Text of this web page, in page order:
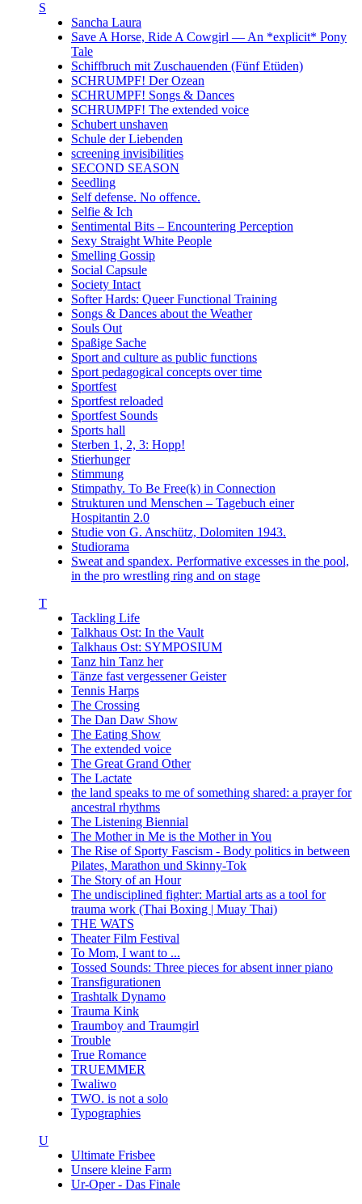
S
Sancha Laura
Save A Horse, Ride A Cowgirl — An *explicit* Pony
Tale
Schiffbruch mit Zuschauenden (Fünf Etüden)
SCHRUMPF! Der Ozean
SCHRUMPF! Songs & Dances
SCHRUMPF! The extended voice
Schubert unshaven
Schule der Liebenden
screening invisibilities
SECOND SEASON
Seedling
Self defense. No offence.
Selfie & Ich
Sentimental Bits – Encountering Perception
Sexy Straight White People
Smelling Gossip
Social Capsule
Society Intact
Softer Hards: Queer Functional Training
Songs & Dances about the Weather
Souls Out
Spaßige Sache
Sport and culture as public functions
Sport pedagogical concepts over time
Sportfest
Sportfest reloaded
Sportfest Sounds
Sports hall
Sterben 1, 2, 3: Hopp!
Stierhunger
Stimmung
Stimpathy. To Be Free(k) in Connection
Strukturen und Menschen – Tagebuch einer
Hospitantin 2.0
Studie von G. Anschütz, Dolomiten 1943.
Studiorama
Sweat and spandex. Performative excesses in the pool,
in the pro wrestling ring and on stage
T
Tackling Life
Talkhaus Ost: In the Vault
Talkhaus Ost: SYMPOSIUM
Tanz hin Tanz her
Tänze fast vergessener Geister
Tennis Harps
The Crossing
The Dan Daw Show
The Eating Show
The extended voice
The Great Grand Other
The Lactate
the land speaks to me of something shared: a prayer for
ancestral rhythms
The Listening Biennial
The Mother in Me is the Mother in You
The Rise of Sporty Fascism - Body politics in between
Pilates, Marathon und Skinny-Tok
The Story of an Hour
The undisciplined fighter: Martial arts as a tool for
trauma work (Thai Boxing | Muay Thai)
THE WATS
Theater Film Festival
To Mom, I want to ...
Tossed Sounds: Three pieces for absent inner piano
Transfigurationen
Trashtalk Dynamo
Trauma Kink
Traumboy and Traumgirl
Trouble
True Romance
TRUEMMER
Twaliwo
TWO. is not a solo
Typographies
U
Ultimate Frisbee
Unsere kleine Farm
Ur-Oper - Das Finale